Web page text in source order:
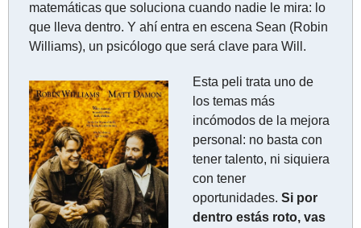
matemáticas que soluciona cuando nadie le mira: lo
que lleva dentro. Y ahí entra en escena Sean (Robin
Williams), un psicólogo que será clave para Will.
Esta peli trata uno de
los temas más
incómodos de la mejora
personal: no basta con
tener talento, ni siquiera
con tener
oportunidades. Si por
dentro estás roto, vas